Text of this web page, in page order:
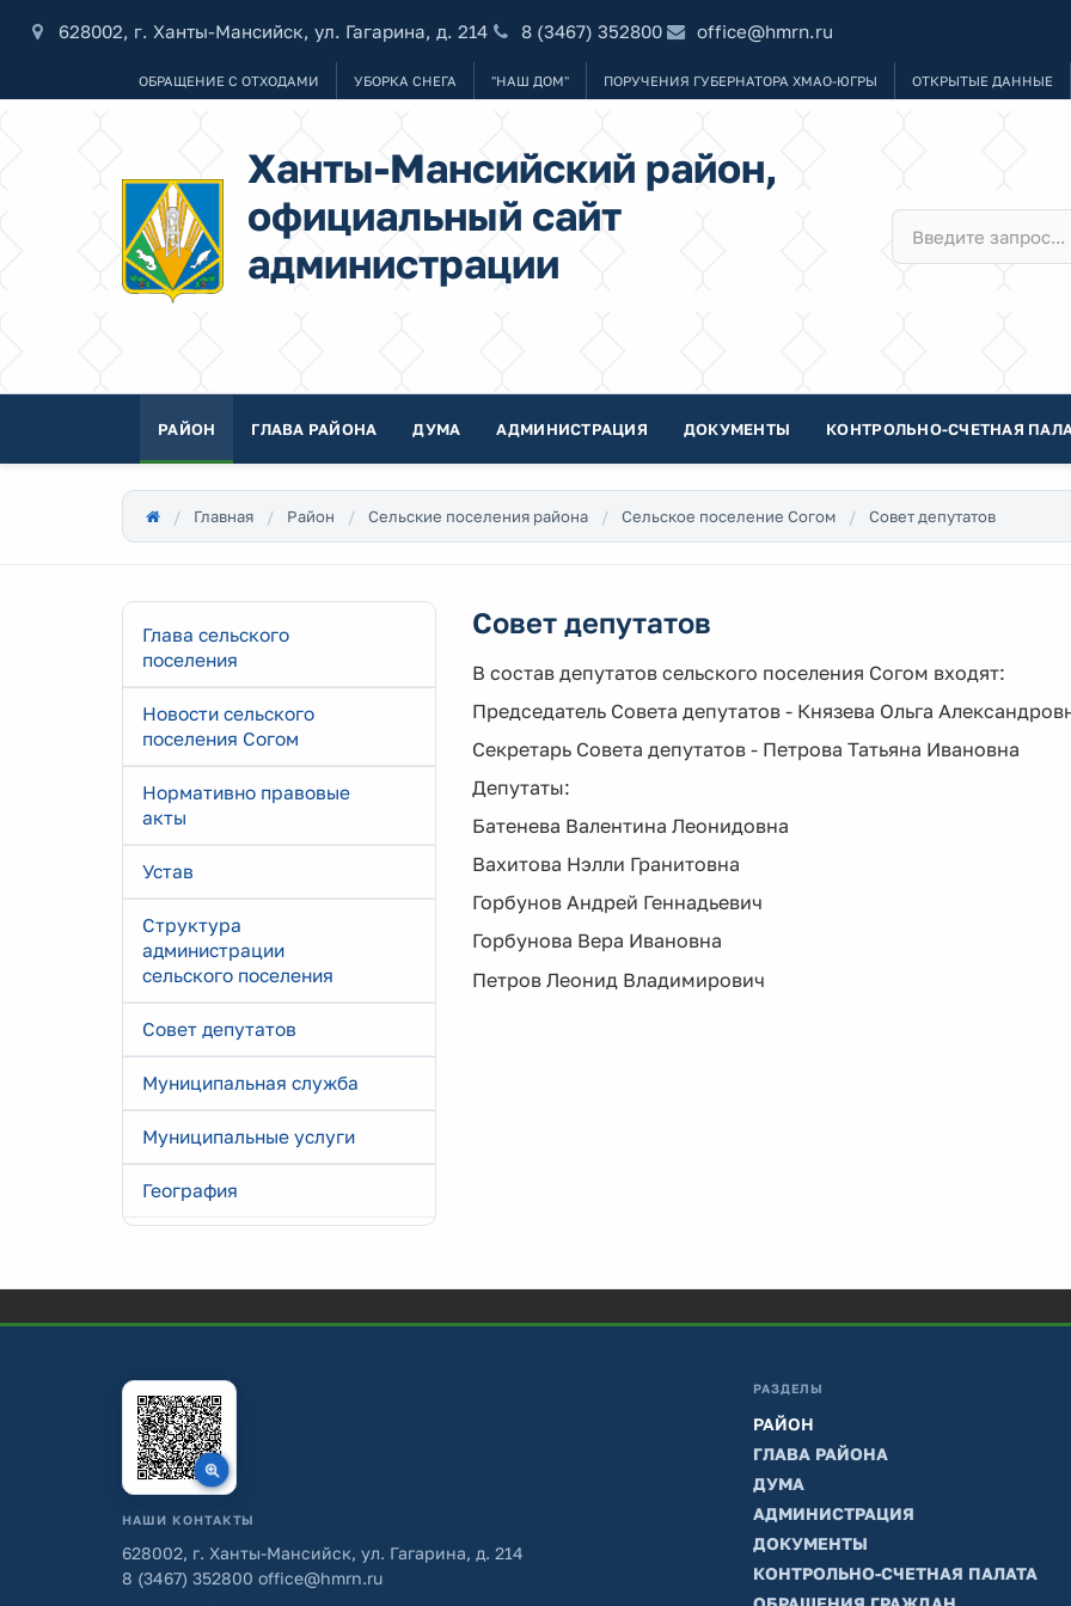
628002, г. Ханты-Мансийск, ул. Гагарина, д. 214 8 (3467) 352800 office@hmrn.ru
ОБРАЩЕНИЕ С ОТХОДАМИ УБОРКА СНЕГА "НАШ ДОМ" ПОРУЧЕНИЯ ГУБЕРНАТОРА ХМАО-ЮГРЫ ОТКРЫТЫЕ ДАННЫЕ
Ханты-Мансийский район,
официальный сайт
администрации
РАЙОН ГЛАВА РАЙОНА ДУМА АДМИНИСТРАЦИЯ ДОКУМЕНТЫ КОНТРОЛЬНО-СЧЕТНАЯ
Главная Район Сельские поселения района Сельское поселение Согом Совет депутатов
Глава сельского
поселения
Новости сельского
поселения Согом
Нормативно правовые
акты
Устав
Структура
администрации
сельского поселения
Совет депутатов
Муниципальная служба
Муниципальные услуги
География
Совет депутатов
В состав депутатов сельского поселения Согом входят:
Председатель Совета депутатов - Князева Ольга
Секретарь Совета депутатов - Петрова Татьяна Ивановна
Депутаты:
Батенева Валентина Леонидовна
Вахитова Нэлли Гранитовна
Горбунов Андрей Геннадьевич
Горбунова Вера Ивановна
Петров Леонид Владимирович
НАШИ КОНТАКТЫ
628002, г. Ханты-Мансийск, ул. Гагарина, д. 214
8 (3467) 352800 office@hmrn.ru
РАЗДЕЛЫ
РАЙОН
ГЛАВА РАЙОНА
ДУМА
АДМИНИСТРАЦИЯ
ДОКУМЕНТЫ
КОНТРОЛЬНО-СЧЕТНАЯ ПАЛАТА